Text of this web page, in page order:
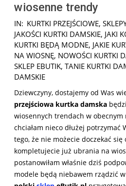
wiosenne trendy
2026-
02-
11
IN: KURTKI PRZEJŚCIOWE,
JAKOŚCI KURTKI DAMSKIE, JAKI
KURTKI BĘDĄ MODNE, JAKIE
NA WIOSNĘ, NOWOŚCI KURTKI
SKLEP EBUTIK, TANIE KURTKI
DAMSKIE
Dziewczyny, dostajemy od Was
przejściowa kurtka damska
wiosennych trendach w obecnym
chciałam nieco dłużej potrzymać
tego, że nie możecie doczekać
kompletujecie już ubrania na
postanowiłam właśnie dziś
modele będą niebawem rządzić